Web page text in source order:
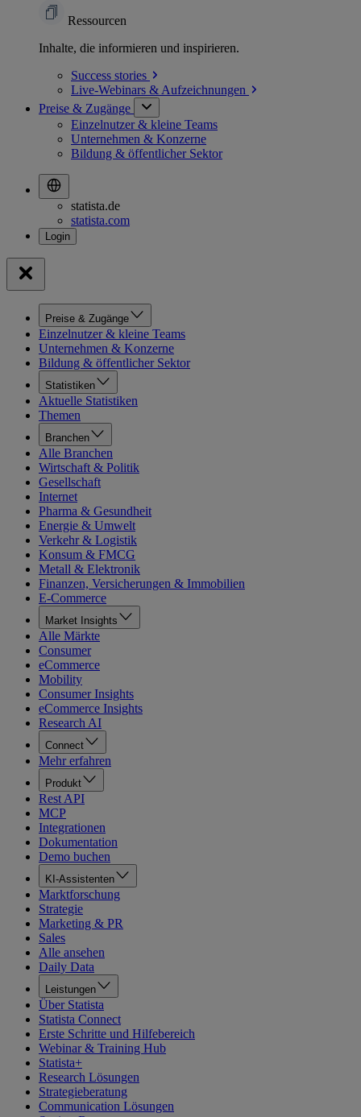
Ressourcen
Inhalte, die informieren und inspirieren.
Success stories
Live-Webinars & Aufzeichnungen
Preise & Zugänge
Einzelnutzer & kleine Teams
Unternehmen & Konzerne
Bildung & öffentlicher Sektor
statista.de
statista.com
Preise & Zugänge
Einzelnutzer & kleine Teams
Unternehmen & Konzerne
Bildung & öffentlicher Sektor
Statistiken
Aktuelle Statistiken
Themen
Branchen
Alle Branchen
Wirtschaft & Politik
Gesellschaft
Internet
Pharma & Gesundheit
Energie & Umwelt
Verkehr & Logistik
Konsum & FMCG
Metall & Elektronik
Finanzen, Versicherungen & Immobilien
E-Commerce
Market Insights
Alle Märkte
Consumer
eCommerce
Mobility
Consumer Insights
eCommerce Insights
Research AI
Connect
Mehr erfahren
Produkt
Rest API
MCP
Integrationen
Dokumentation
Demo buchen
KI-Assistenten
Marktforschung
Strategie
Marketing & PR
Sales
Alle ansehen
Daily Data
Leistungen
Über Statista
Statista Connect
Erste Schritte und Hilfebereich
Webinar & Training Hub
Statista+
Research Lösungen
Strategieberatung
Communication Lösungen